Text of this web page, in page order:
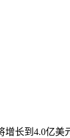
长到4.0亿